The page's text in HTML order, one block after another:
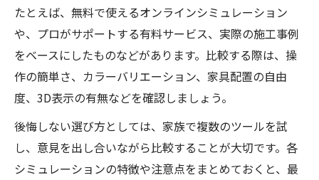
たとえば、無料で使えるオンラインシミュレーション
や、プロがサポートする有料サービス、実際の施工事例
をベースにしたものなどがあります。比較する際は、操
作の簡単さ、カラーバリエーション、家具配置の自由
度、3D表示の有無などを確認しましょう。
後悔しない選び方としては、家族で複数のツールを試
し、意見を出し合いながら比較することが大切です。各
シミュレーションの特徴や注意点をまとめておくと、最